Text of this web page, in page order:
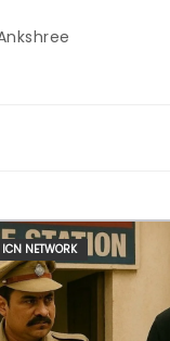
ICN NETWORK